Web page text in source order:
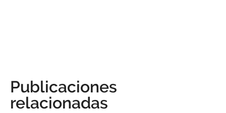
Publicaciones
relacionadas